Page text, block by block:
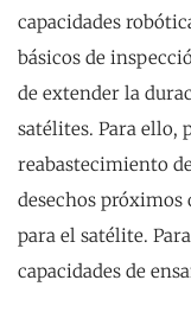
capacidades
básicos de
de extender la
satélites. Para ello,
reabastecimiento
desechos
para el satélite.
capacidades de